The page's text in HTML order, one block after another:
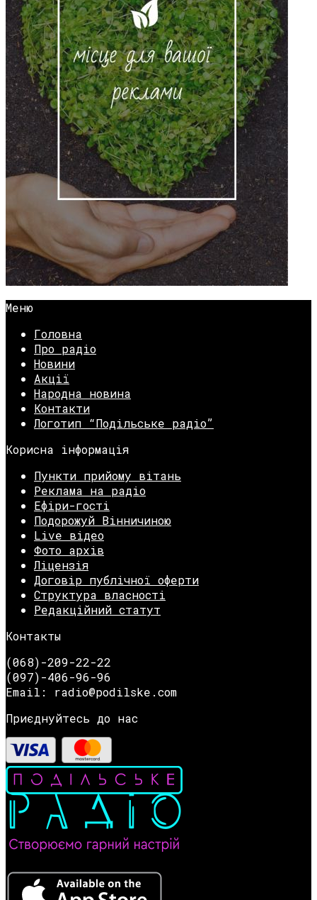
Меню
Головна
Про радіо
Новини
Акції
Народна новина
Контакти
Логотип “Подільське радіо”
Корисна інформація
Пункти прийому вітань
Реклама на радіо
Ефіри-гості
Подорожуй Вінничиною
Live відео
Фото архів
Ліцензія
Договір публічної оферти
Структура власності
Редакційний статут
Контакты
(068)-209-22-22
(097)-406-96-96
Email: radio@podilske.com
Приєднуйтесь до нас